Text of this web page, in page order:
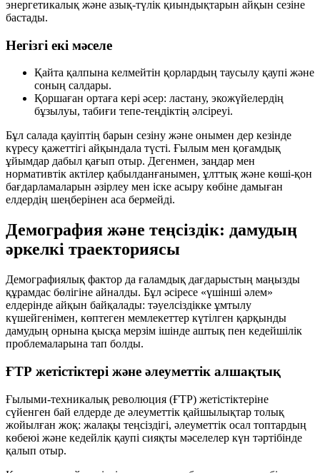
энергетикалық және азық-түлік қиындықтарын айқын сезіне
бастады.
Негізгі екі мәселе
Қайта қалпына келмейтін қорлардың таусылу қаупі және
соның салдары.
Қоршаған ортаға кері әсер: ластану, экожүйелердің
бұзылуы, табиғи тепе-теңдіктің әлсіреуі.
Бұл салада қауіптің барын сезіну және онымен дер кезінде
күресу қажеттігі айқындала түсті. Ғылым мен қоғамдық
ұйымдар дабыл қағып отыр. Дегенмен, заңдар мен
нормативтік актілер қабылданғанымен, ұлттық және көші-қон
бағдарламаларын әзірлеу мен іске асыру көбіне дамыған
елдердің шеңберінен аса бермейді.
Демография және теңсіздік: дамудың
әркелкі траекториясы
Демографиялық фактор да ғаламдық дағдарыстың маңызды
құрамдас бөлігіне айналды. Бұл әсіресе «үшінші әлем»
елдерінде айқын байқалады: тәуелсіздікке ұмтылу
күшейгенімен, көптеген мемлекеттер күтілген қарқынды
дамудың орнына қысқа мерзім ішінде аштық пен кедейшілік
проблемаларына тап болды.
ҒТР жетістіктері және әлеуметтік алшақтық
Ғылыми-техникалық революция (ҒТР) жетістіктеріне
сүйенген бай елдерде де әлеуметтік қайшылықтар толық
жойылған жоқ: жалақы теңсіздігі, әлеуметтік осал топтардың
көбеюі және кедейлік қаупі сияқты мәселелер күн тәртібінде
қалып отыр.